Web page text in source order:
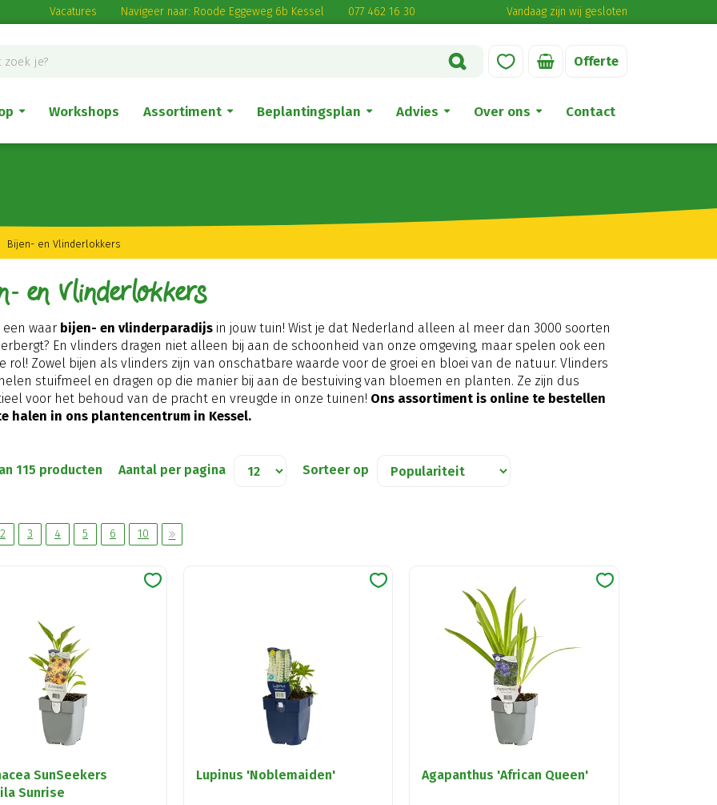
Bijen- en Vlinderlokkers
Vacatures Navigeer naar: Roode Eggeweg 6b Kessel 077 462 16 30 Vandaag zijn wij gesloten
Offerte
Workshops Assortiment Beplantingsplan Advies Over ons Contact
en Vlinderlokkers
een waar bijen- en vlinderparadijsin jouw tuin! Wist je dat Nederland alleen al meer dan 3000 soorten
En vlinders dragen niet alleen bij aan de schoonheid van onze omgeving, maar spelen ook een
rol! Zowel bijen als vlinders zijn van onschatbare waarde voor de groei en bloei van de natuur. Vlinders
stuifmeel en dragen op die manier bij aan de bestuiving van bloemen en planten. Ze zijn dus
voor het behoud van de pracht en vreugde in onze tuinen! Ons assortiment is online te bestellen
halen in ons plantencentrum in Kessel.
115 producten Aantal per pagina Sorteer op
2 3 4 5 6 10
SunSeekers
Sunrise
Lupinus 'Noblemaiden' Agapanthus 'African Queen'